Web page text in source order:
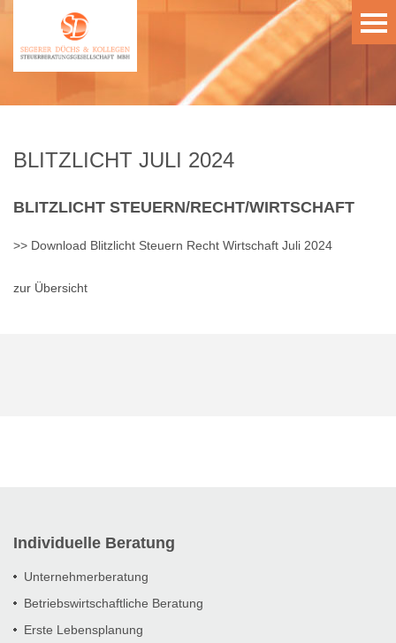
BLITZLICHT JULI 2024
BLITZLICHT STEUERN/RECHT/WIRTSCHAFT
>> Download Blitzlicht Steuern Recht Wirtschaft Juli 2024
zur Übersicht
Individuelle Beratung
Unternehmerberatung
Betriebswirtschaftliche Beratung
Erste Lebensplanung